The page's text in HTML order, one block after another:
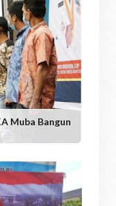
Muba Bangun